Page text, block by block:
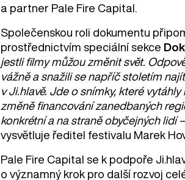
a partner Pale Fire Capital.
Společenskou roli dokumentu
prostřednictvím speciální sekce
jestli filmy můžou změnit svět.
vážně a snažili se napříč stoletím
v Ji.hlavě. Jde o snímky, které
změně financování zanedbaných
konkrétní a na straně obyčejných
vysvětluje ředitel festivalu Marek
Pale Fire Capital se k podpoře
o významný krok pro další rozvoj